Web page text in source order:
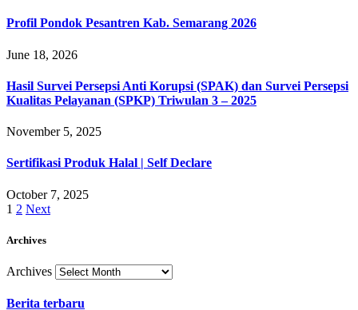
Profil Pondok Pesantren Kab. Semarang 2026
June 18, 2026
Hasil Survei Persepsi Anti Korupsi (SPAK) dan Survei Persepsi
Kualitas Pelayanan (SPKP) Triwulan 3 – 2025
November 5, 2025
Sertifikasi Produk Halal | Self Declare
October 7, 2025
1 2 Next
Archives
Archives
Berita terbaru